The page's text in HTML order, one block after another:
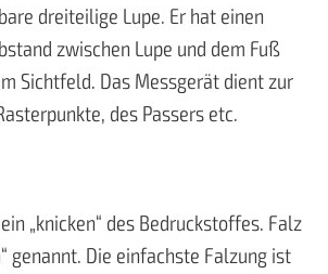
dreiteilige Lupe. Er hat einen
zwischen Lupe und dem Fuß
Sichtfeld. Das Messgerät dient zur
des Passers etc.
„knicken“ des Bedruckstoffes. Falz
genannt. Die einfachste Falzung ist